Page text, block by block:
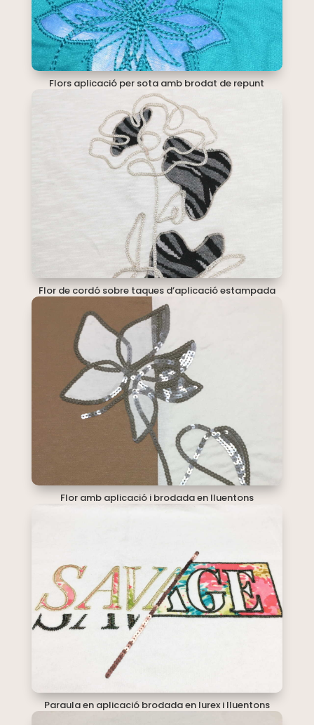
Flors aplicació per sota amb brodat de repunt
Flor de cordó sobre taques d’aplicació estampada
Flor amb aplicació i brodada en lluentons
Paraula en aplicació brodada en lurex i lluentons